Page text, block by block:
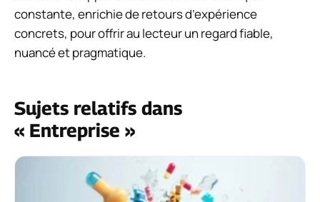
constante, enrichie de retours d’expérience
concrets, pour offrir au lecteur un regard fiable,
nuancé et pragmatique.
Sujets relatifs dans
« Entreprise »